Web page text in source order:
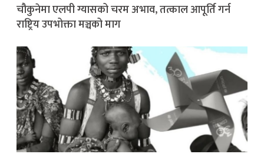
चौकुनेमा एलपी ग्यासको चरम अभाव, तत्काल आपूर्ति गर्न
राष्ट्रिय उपभोक्ता मञ्चको माग